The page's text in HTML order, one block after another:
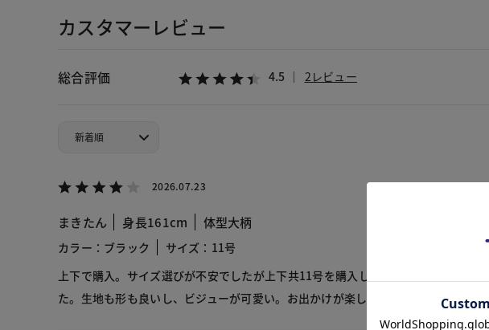
カスタマーレビュー
総合評価 4.5 2レビュー
2026.07.23
まきたん 身長161cm 体型大柄
カラー：ブラック
サイズ：11号
上下で購入。サイズ選びが不安でしたが上下共11号を購入してちょうどいい感じでし
た。生地も形も良いし、ビジューが可愛い。お出かけが楽しみです。